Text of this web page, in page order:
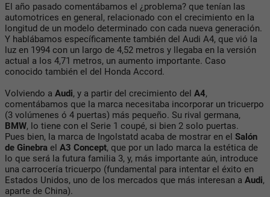
El año pasado comentábamos el ¿problema? que tenían las
automotrices en general, relacionado con el crecimiento en la
longitud de un modelo determinado con cada nueva generación.
Y hablábamos específicamente también del Audi A4, que vió la
luz en 1994 con un largo de 4,52 metros y llegaba en la versión
actual a los 4,71 metros, un aumento importante. Caso
conocido también el del Honda Accord.
Volviendo a Audi, y a partir del crecimiento del A4,
comentábamos que la marca necesitaba incorporar un tricuerpo
(3 volúmenes ó 4 puertas) más pequeño. Su rival germana,
BMW, lo tiene con el Serie 1 coupé, si bien 2 solo puertas.
Pues bien, la marca de Ingolstatd acaba de mostrar en el Salón
de Ginebra el A3 Concept, que por un lado marca la estética de
lo que será la futura familia 3, y, más importante aún, introduce
una carrocería tricuerpo (fundamental para intentar el éxito en
Estados Unidos, uno de los mercados que más interesan a Audi,
aparte de China).